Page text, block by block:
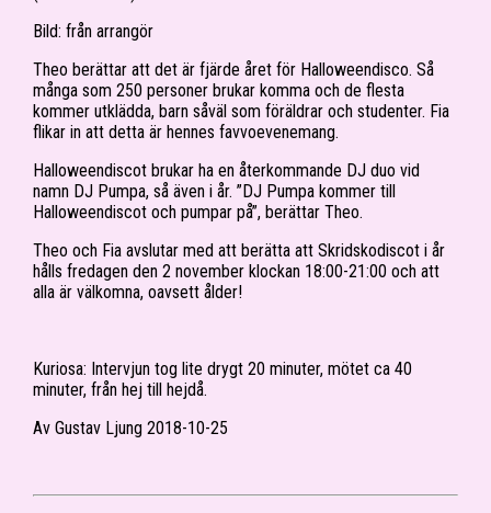
Bild: från arrangör
Theo berättar att det är fjärde året för Halloweendisco. Så
många som 250 personer brukar komma och de flesta
kommer utklädda, barn såväl som föräldrar och studenter. Fia
flikar in att detta är hennes favvoevenemang.
Halloweendiscot brukar ha en återkommande DJ duo vid
namn DJ Pumpa, så även i år. ”DJ Pumpa kommer till
Halloweendiscot och pumpar på”, berättar Theo.
Theo och Fia avslutar med att berätta att Skridskodiscot i år
hålls fredagen den 2 november klockan 18:00-21:00 och att
alla är välkomna, oavsett ålder!
Kuriosa: Intervjun tog lite drygt 20 minuter, mötet ca 40
minuter, från hej till hejdå.
Av Gustav Ljung 2018-10-25